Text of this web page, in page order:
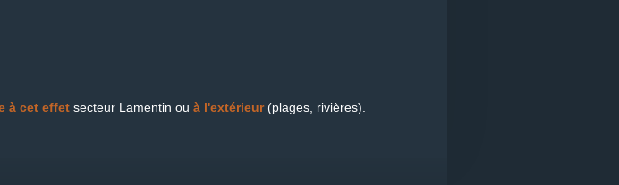
à cet effet secteur Lamentin ou à l'extérieur(plages, rivières).